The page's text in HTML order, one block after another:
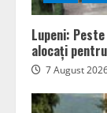
Lupeni:
alocați
7 August